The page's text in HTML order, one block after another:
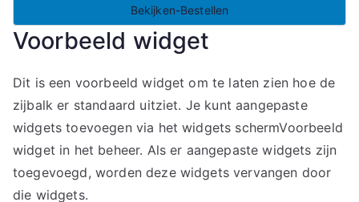
Bekijken-Bestellen
Voorbeeld widget
Dit is een voorbeeld widget om te laten zien hoe de
zijbalk er standaard uitziet. Je kunt aangepaste
widgets toevoegen via het widgets schermVoorbeeld
widget in het beheer. Als er aangepaste widgets zijn
toegevoegd, worden deze widgets vervangen door
die widgets.